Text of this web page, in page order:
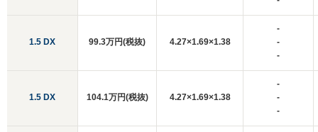
1.5 DX
1.5 DX
99.3万円(税抜) 4.27×1.69×1.38
-
-
-
104.1万円(税抜) 4.27×1.69×1.38
-
-
-